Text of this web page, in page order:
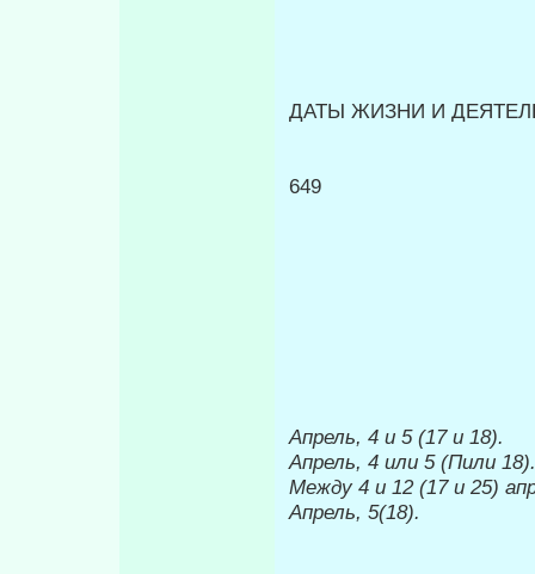
ДАТЫ ЖИЗНИ И
649
Апрель, 4 и 5 (17 и 18).
Апрель, 4 или 5 (Пили 18).
Между 4 и 12 (17 и 25)
Апрель, 5(18).